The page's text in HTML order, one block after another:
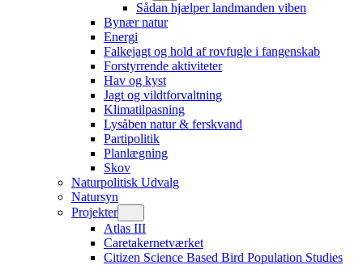
Sådan hjælper landmanden viben
Bynær natur
Energi
Falkejagt og hold af rovfugle i fangenskab
Forstyrrende aktiviteter
Hav og kyst
Jagt og vildtforvaltning
Klimatilpasning
Lysåben natur & ferskvand
Partipolitik
Planlægning
Skov
Naturpolitisk Udvalg
Natursyn
Projekter
Atlas III
Caretakernetværket
Citizen Science Based Bird Population Studies